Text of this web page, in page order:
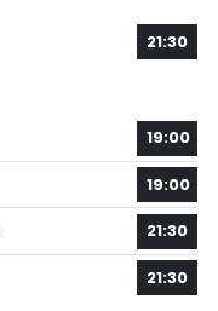
21:30
19:00
19:00
21:30
21:30